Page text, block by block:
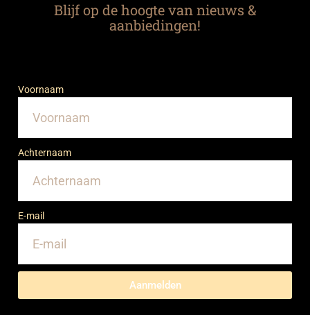
Blijf op de hoogte van nieuws &
aanbiedingen!
Voornaam
Achternaam
E-mail
Aanmelden